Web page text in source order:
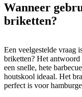
Wanneer
briketten?
Een veelgestelde vraag
briketten? Het
een snelle, hete
houtskool ideaal. Het
perfect is voor